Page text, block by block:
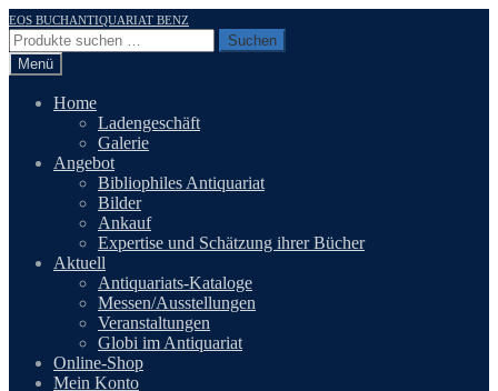
Zur
Navigation
springen
Zum
Inhalt
springen
EOS BUCHANTIQUARIAT BENZ
Suchen
nach:
Suchen
Menü
Home
Ladengeschäft
Galerie
Angebot
Bibliophiles Antiquariat
Bilder
Ankauf
Expertise und Schätzung ihrer Bücher
Aktuell
Antiquariats-Kataloge
Messen/Ausstellungen
Veranstaltungen
Globi im Antiquariat
Online-Shop
Mein Konto